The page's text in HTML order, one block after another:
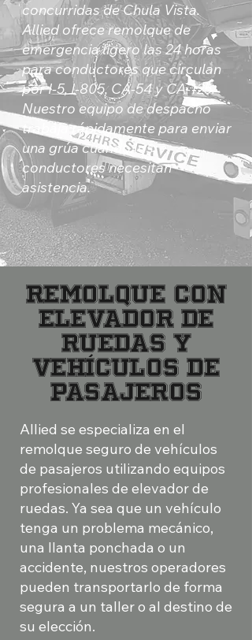
concurridas de Chula Vista.
Allied ofrece remolque de
emergencia ligero las 24 horas
para conductores que circulan
por I-5, I-805, CA-54 y CA-125.
Nuestro equipo de despacho
trabaja rápidamente para enviar
una grúa cuando los
conductores necesitan
asistencia.
Remolque con
Elevador de
Ruedas y
Vehículos de
Pasajeros
Allied se especializa en el
remolque seguro de vehículos
de pasajeros utilizando equipos
profesionales de elevador de
ruedas. Ya sea que un vehículo
tenga un problema mecánico,
una llanta ponchada o un
accidente, nuestros operadores
pueden transportarlo de forma
segura a un taller o al destino de
su elección.​